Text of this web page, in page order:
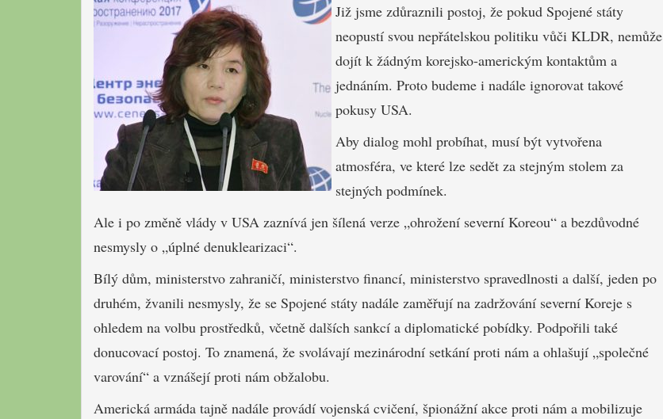
Již jsme zdůraznili postoj, že pokud Spojené státy
neopustí svou nepřátelskou politiku vůči KLDR, nemůže
dojít k žádným korejsko-americkým kontaktům a
jednáním. Proto budeme i nadále ignorovat takové
pokusy USA.
Aby dialog mohl probíhat, musí být vytvořena
atmosféra, ve které lze sedět za stejným stolem za
stejných podmínek.
Ale i po změně vlády v USA zaznívá jen šílená verze „ohrožení severní Koreou“ a bezdůvodné
nesmysly o „úplné denuklearizaci“.
Bílý dům, ministerstvo zahraničí, ministerstvo financí, ministerstvo spravedlnosti a další, jeden po
druhém, žvanili nesmysly, že se Spojené státy nadále zaměřují na zadržování severní Koreje s
ohledem na volbu prostředků, včetně dalších sankcí a diplomatické pobídky. Podpořili také
donucovací postoj. To znamená, že svolávají mezinárodní setkání proti nám a ohlašují „společné
varování“ a vznášejí proti nám obžalobu.
Americká armáda tajně nadále provádí vojenská cvičení, špionážní akce proti nám a mobilizuje